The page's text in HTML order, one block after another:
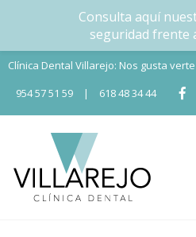
Skip
content
Clínica Dental Villarejo: Nos gusta
954 57 51 59
| 618 48 34 44
Consulta aquí
seguridad frente